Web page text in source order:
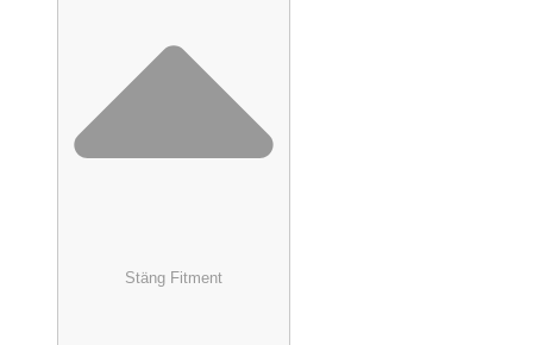
Stäng Fitment